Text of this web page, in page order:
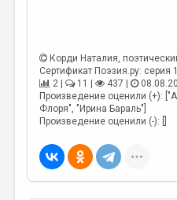
ЭССЕИСТИКА
ЛИТЕРАТУРОВЕДЕНИЕ
КУЛЬТУРОВЕДЕНИЕ
РЕЦЕНЗИРОВАНИЕ
Корди Наталия,
Сертификат Поэзия.ру:
2 |
11 | 437 |
Произведение оценили (+):
Флоря", "Ирина Бараль"]
Произведение оценили (-): []